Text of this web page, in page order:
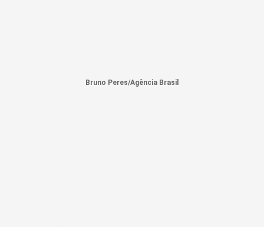
Bruno Peres/Agência Brasil